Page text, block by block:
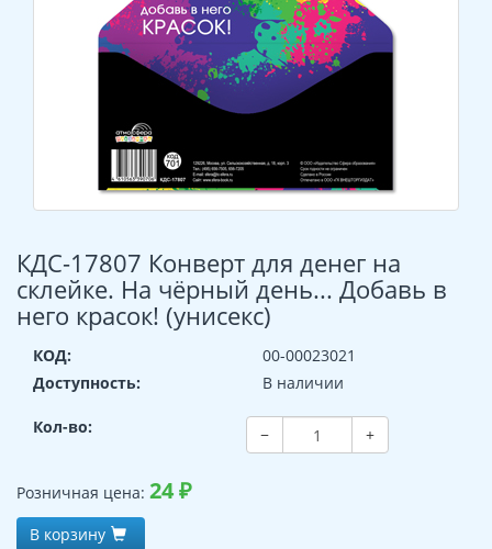
КДС-17807 Конверт для денег на
склейке. На чёрный день... Добавь в
него красок! (унисекс)
КОД:
00-00023021
Доступность:
В наличии
Кол-во: − +
Розничная цена: 24₽
В корзину